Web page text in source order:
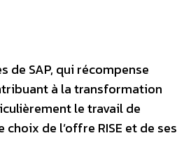
SAP, qui récompense
à la transformation
le travail de
de l’offre RISE et de ses